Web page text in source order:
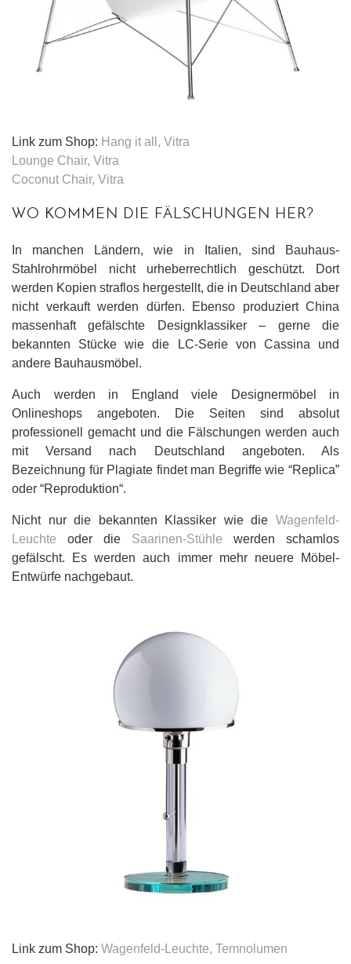
Link zum Shop: Hang it all, Vitra
Lounge Chair, Vitra
Coconut Chair, Vitra
WO KOMMEN DIE FÄLSCHUNGEN HER?
In manchen Ländern, wie in Italien, sind Bauhaus-
Stahlrohrmöbel nicht urheberrechtlich geschützt. Dort
werden Kopien straflos hergestellt, die in Deutschland aber
nicht verkauft werden dürfen. Ebenso produziert China
massenhaft gefälschte Designklassiker – gerne die
bekannten Stücke wie die LC-Serie von Cassina und
andere Bauhausmöbel.
Auch werden in England viele Designermöbel in
Onlineshops angeboten. Die Seiten sind absolut
professionell gemacht und die Fälschungen werden auch
mit Versand nach Deutschland angeboten. Als
Bezeichnung für Plagiate findet man Begriffe wie “Replica”
oder “Reproduktion“.
Nicht nur die bekannten Klassiker wie die Wagenfeld-
Leuchte oder die Saarinen-Stühle werden schamlos
gefälscht. Es werden auch immer mehr neuere Möbel-
Entwürfe nachgebaut.
Link zum Shop: Wagenfeld-Leuchte, Temnolumen